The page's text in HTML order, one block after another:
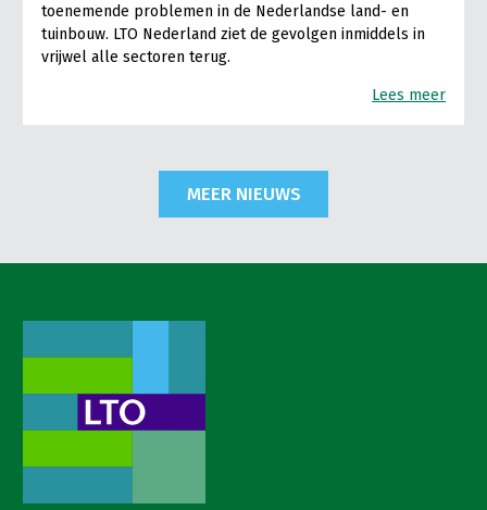
toenemende problemen in de Nederlandse land- en
tuinbouw. LTO Nederland ziet de gevolgen inmiddels in
vrijwel alle sectoren terug.
Lees meer
MEER NIEUWS